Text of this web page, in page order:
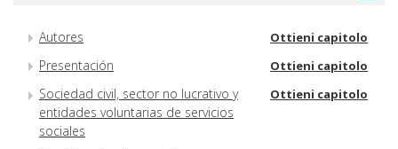
Autores Ottieni capitolo
Presentación Ottieni capitolo
Sociedad civil, sector no lucrativo y
entidades voluntarias de servicios
sociales
Ottieni capitolo